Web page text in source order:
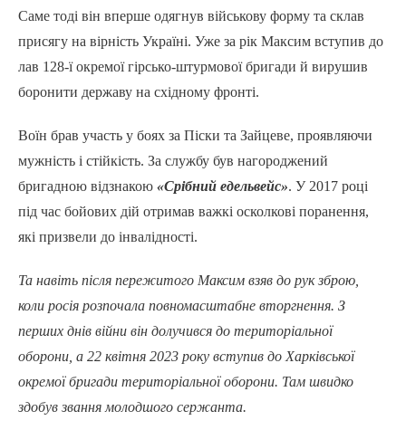
Саме тоді він вперше одягнув військову форму та склав
присягу на вірність Україні. Уже за рік Максим вступив до
лав 128-ї окремої гірсько-штурмової бригади й вирушив
боронити державу на східному фронті.
Воїн брав участь у боях за Піски та Зайцеве, проявляючи
мужність і стійкість. За службу був нагороджений
бригадною відзнакою «Срібний едельвейс». У 2017 році
під час бойових дій отримав важкі осколкові поранення,
які призвели до інвалідності.
Та навіть після пережитого Максим взяв до рук зброю,
коли росія розпочала повномасштабне вторгнення. З
перших днів війни він долучився до територіальної
оборони, а 22 квітня 2023 року вступив до Харківської
окремої бригади територіальної оборони. Там швидко
здобув звання молодшого сержанта.